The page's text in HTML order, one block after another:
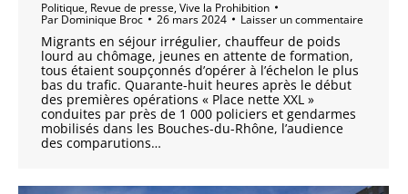
Politique, Revue de presse,Vive la Prohibition
Par Dominique Broc 26 mars 2024 Laisser un commentaire
Migrants en séjour irrégulier, chauffeur de poids
lourd au chômage, jeunes en attente de formation,
tous étaient soupçonnés d’opérer à l’échelon le plus
bas du trafic. Quarante-huit heures après le début
des premières opérations « Place nette XXL »
conduites par près de 1 000 policiers et gendarmes
mobilisés dans les Bouches-du-Rhône, l’audience
des comparutions…